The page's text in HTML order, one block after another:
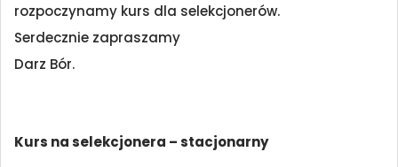
rozpoczynamy kurs dla selekcjonerów.
Serdecznie zapraszamy
Darz Bór.
Kurs na selekcjonera – stacjonarny